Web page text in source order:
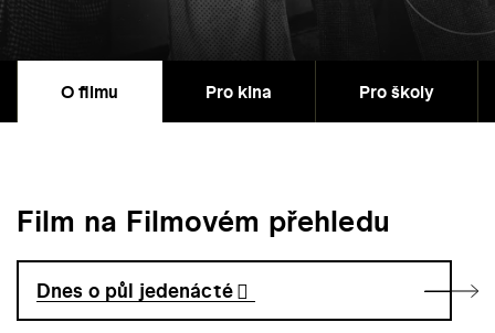
O filmu Pro kina Pro školy
Film na Filmovém přehledu
Dnes o půl jedenácté